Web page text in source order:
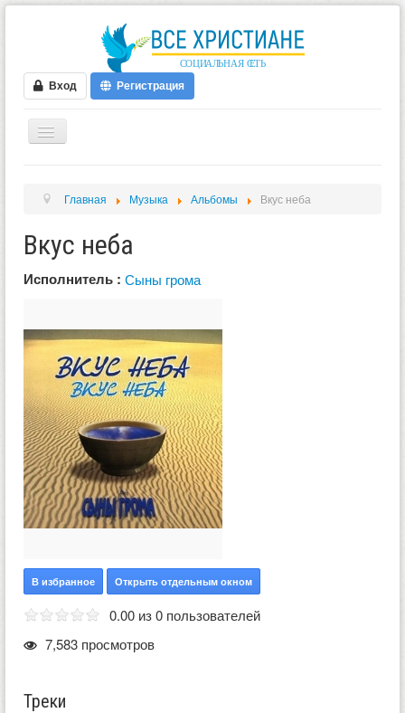
Вход Регистрация
ФОРУМ
ВИДЕО
БИБЛИЯ
ОПРОСЫ
НОВОСТИ
Главная Музыка Альбомы Вкус неба
Вкус неба
Исполнитель : Сыны грома
В избранное Открыть отдельным окном
0.00 из 0 пользователей
7,583 просмотров
Треки